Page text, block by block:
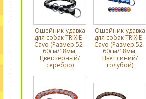
Ошейник-удавка
для собак TRIXIE -
Cavo (Размер:52–
60см/18мм,
Цвет:чёрный/
серебро)
Ошейник-удавка
для собак TRIXIE -
Cavo (Размер:52–
60см/18мм,
Цвет:синий/
голубой)